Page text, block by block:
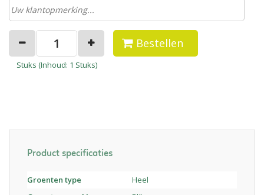
Bestellen
Stuks (Inhoud: 1 Stuks)
Product specificaties
Groenten type
Heel